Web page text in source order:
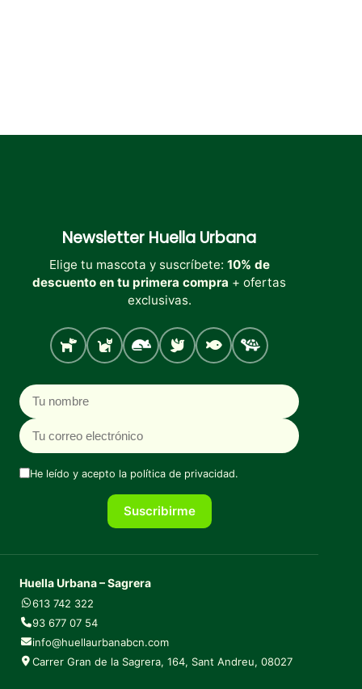
Newsletter Huella Urbana
Elige tu mascota y suscríbete: 10% de
descuento en tu primera compra + ofertas
exclusivas.
Perro Gato Roedores
Aves PecesTortugas
Nombre
Correo electrónico
He leído y acepto la política de privacidad.
Suscribirme
Huella Urbana – Sagrera
613 742 322
93 677 07 54
info@huellaurbanabcn.com
Carrer Gran de la Sagrera, 164, Sant Andreu, 08027